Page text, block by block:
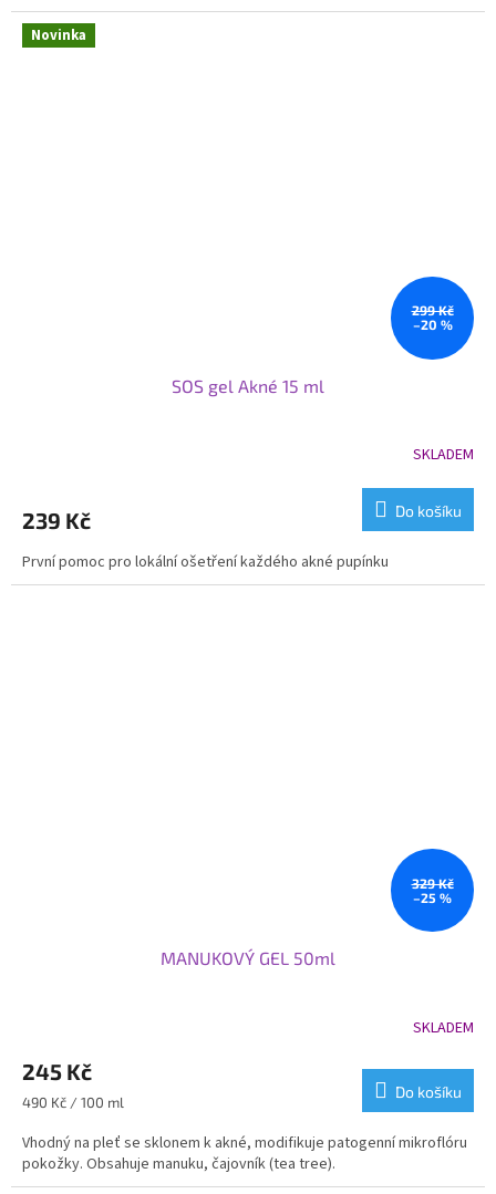
hvězdiček.
Novinka
299 Kč
–20 %
SOS gel Akné 15 ml
SKLADEM
239 Kč Do košíku
První pomoc pro lokální ošetření každého akné pupínku
329 Kč
–25 %
MANUKOVÝ GEL 50ml
SKLADEM
245 Kč
Měrná
490 Kč / 100 ml
Do košíku
Vhodný na pleť se sklonem k akné, modifikuje patogenní mikroflóru
pokožky. Obsahuje manuku, čajovník (tea tree).